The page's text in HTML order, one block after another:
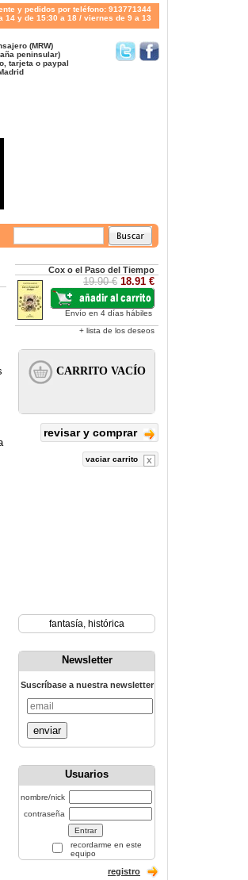
y pedidos por teléfono: 913771344
14 y de 15:30 a 18 / viernes de 9 a 13
(MRW)
peninsular)
tarjeta o paypal
Cox o el Paso del Tiempo
19.90 € 18.91 €
Envío en 4 días hábiles
+ lista de los deseos
revisar y comprar
vaciar carrito
fantasía, histórica
Newsletter
Suscríbase a nuestra newsletter
enviar
Usuarios
nombre/nick
contraseña
recordarme en este
equipo
registro